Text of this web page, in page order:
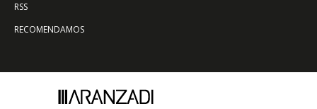
RSS
RECOMENDAMOS